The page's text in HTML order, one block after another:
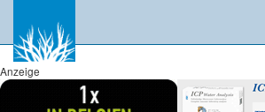
Anzeige